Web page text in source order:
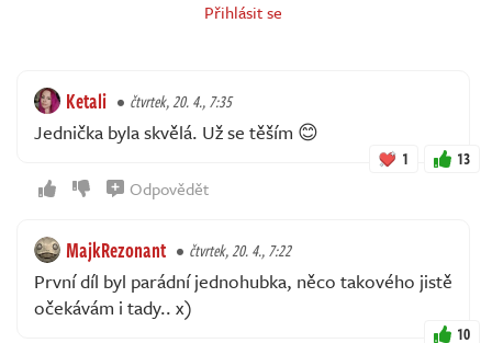
Přihlásit se
Ketali čtvrtek, 20. 4., 7:35
Jednička byla skvělá. Už se těším 😊
1 13
Odpovědět
MajkRezonant čtvrtek, 20. 4., 7:22
První díl byl parádní jednohubka, něco takového jistě
očekávám i tady.. x)
10